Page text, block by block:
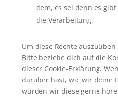
dem, es sei denn es
die Verarbeitung.
Um diese Rechte
Bitte beziehe dich auf die
dieser Cookie-Erklärung.
darüber hast, wie wir deine
würden wir diese gerne